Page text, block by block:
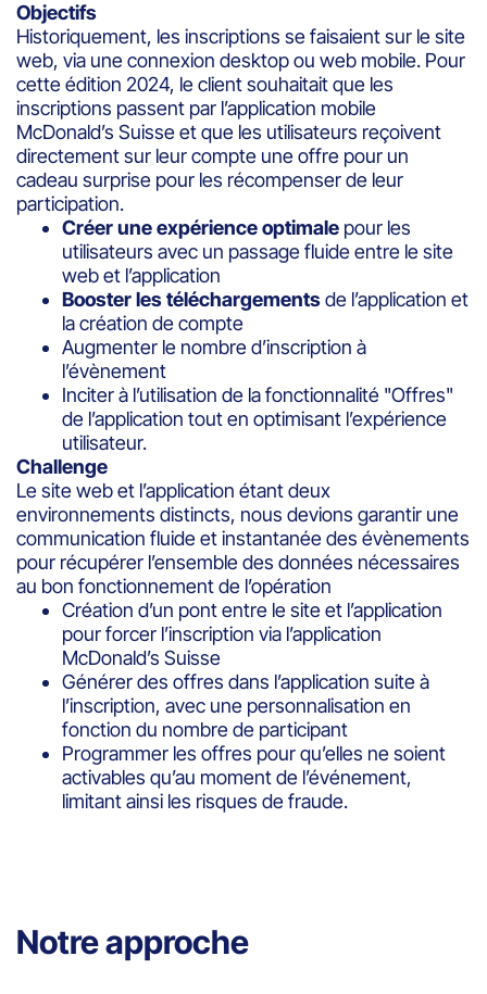
Objectifs
Historiquement, les inscriptions se faisaient sur le site
web, via une connexion desktop ou web mobile. Pour
cette édition 2024, le client souhaitait que les
inscriptions passent par l’application mobile
McDonald’s Suisse et que les utilisateurs reçoivent
directement sur leur compte une offre pour un
cadeau surprise pour les récompenser de leur
participation.
Créer une expérience optimale pour les
utilisateurs avec un passage fluide entre le site
web et l’application
Booster les téléchargementsde l’application et
la création de compte
Augmenter le nombre d’inscription à
l’évènement
Inciter à l’utilisation de la fonctionnalité "Offres"
de l’application tout en optimisant l’expérience
utilisateur.
Challenge
Le site web et l’application étant deux
environnements distincts, nous devions garantir une
communication fluide et instantanée des évènements
pour récupérer l’ensemble des données nécessaires
au bon fonctionnement de l’opération
Création d’un pont entre le site et l’application
pour forcer l’inscription via l’application
McDonald’s Suisse
Générer des offres dans l’application suite à
l’inscription, avec une personnalisation en
fonction du nombre de participant
Programmer les offres pour qu’elles ne soient
activables qu’au moment de l’événement,
limitant ainsi les risques de fraude.
Notre approche